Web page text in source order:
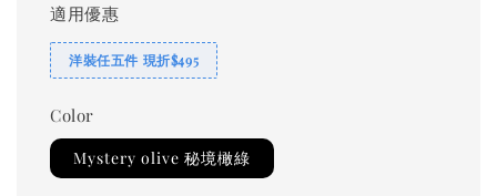
適用優惠
洋裝任五件 現折$495
Color
Mystery olive 秘境橄綠